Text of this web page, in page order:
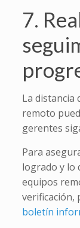
7.
La distancia
remoto
gerentes
Para
logrado y lo
equipos
verificación,
boletín